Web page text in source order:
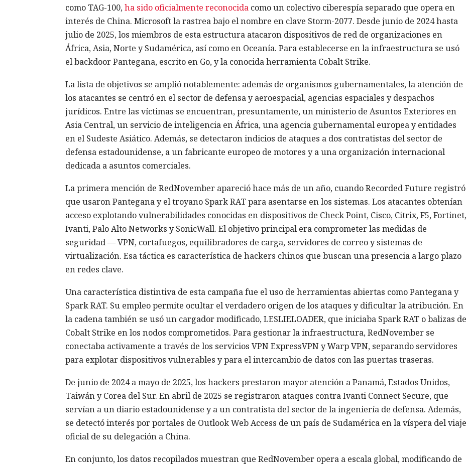
como TAG-100,ha sido oficialmente reconocidacomo un colectivo ciberespía separado que opera en
interés de China. Microsoft la rastrea bajo el nombre en clave Storm-2077. Desde junio de 2024 hasta
julio de 2025, los miembros de esta estructura atacaron dispositivos de red de organizaciones en
África, Asia, Norte y Sudamérica, así como en Oceanía. Para establecerse en la infraestructura se usó
el backdoor Pantegana, escrito en Go, y la conocida herramienta Cobalt Strike.
La lista de objetivos se amplió notablemente: además de organismos gubernamentales, la atención de
los atacantes se centró en el sector de defensa y aeroespacial, agencias espaciales y despachos
jurídicos. Entre las víctimas se encuentran, presuntamente, un ministerio de Asuntos Exteriores en
Asia Central, un servicio de inteligencia en África, una agencia gubernamental europea y entidades
en el Sudeste Asiático. Además, se detectaron indicios de ataques a dos contratistas del sector de
defensa estadounidense, a un fabricante europeo de motores y a una organización internacional
dedicada a asuntos comerciales.
La primera mención de RedNovember apareció hace más de un año, cuando Recorded Future registró
que usaron Pantegana y el troyano Spark RAT para asentarse en los sistemas. Los atacantes obtenían
acceso explotando vulnerabilidades conocidas en dispositivos de Check Point, Cisco, Citrix, F5, Fortinet,
Ivanti, Palo Alto Networks y SonicWall. El objetivo principal era comprometer las medidas de
seguridad — VPN, cortafuegos, equilibradores de carga, servidores de correo y sistemas de
virtualización. Esa táctica es característica de hackers chinos que buscan una presencia a largo plazo
en redes clave.
Una característica distintiva de esta campaña fue el uso de herramientas abiertas como Pantegana y
Spark RAT. Su empleo permite ocultar el verdadero origen de los ataques y dificultar la atribución. En
la cadena también se usó un cargador modificado, LESLIELOADER, que iniciaba Spark RAT o balizas de
Cobalt Strike en los nodos comprometidos. Para gestionar la infraestructura, RedNovember se
conectaba activamente a través de los servicios VPN ExpressVPN y Warp VPN, separando servidores
para explotar dispositivos vulnerables y para el intercambio de datos con las puertas traseras.
De junio de 2024 a mayo de 2025, los hackers prestaron mayor atención a Panamá, Estados Unidos,
Taiwán y Corea del Sur. En abril de 2025 se registraron ataques contra Ivanti Connect Secure, que
servían a un diario estadounidense y a un contratista del sector de la ingeniería de defensa. Además,
se detectó interés por portales de Outlook Web Access de un país de Sudamérica en la víspera del viaje
oficial de su delegación a China.
En conjunto, los datos recopilados muestran que RedNovember opera a escala global, modificando de